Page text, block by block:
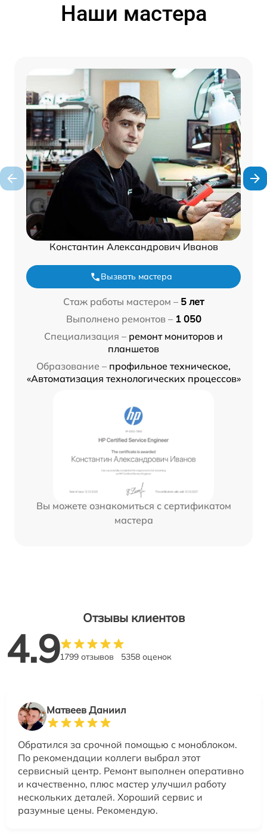
Наши мастера
Константин Александрович Иванов
Вызвать мастера
Стаж работы мастером – 5 лет
Выполнено ремонтов – 1 050
Специализация – ремонт мониторов и
планшетов
Образование – профильное техническое,
«Автоматизация технологических процессов»
Вы можете ознакомиться с сертификатом
мастера
Отзывы клиентов
4.91799 отзывов 5358 оценок
Матвеев Даниил
Обратился за срочной помощью с моноблоком.
По рекомендации коллеги выбрал этот
сервисный центр. Ремонт выполнен оперативно
и качественно, плюс мастер улучшил работу
нескольких деталей. Хороший сервис и
разумные цены. Рекомендую.